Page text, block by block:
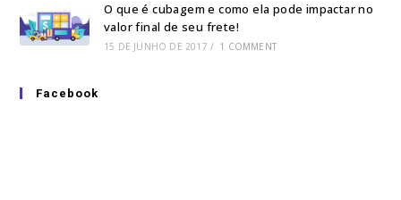
O que é cubagem e como ela pode impactar no
valor final de seu frete!
15 DE JUNHO DE 2017 / 1 COMMENT
Facebook